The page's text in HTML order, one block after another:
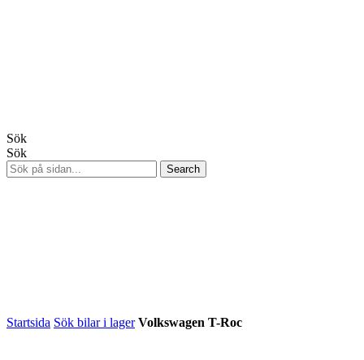
Sök
Sök
Startsida Sök bilar i lager Volkswagen T-Roc